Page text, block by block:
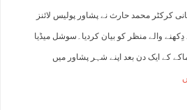
کرکٹر محمد حارث نے پشاور پولیس لائنز
والے منظر کو بیان کردیا۔سوشل میڈیا
کے ایک دن بعد اپنے شہر پشاور میں